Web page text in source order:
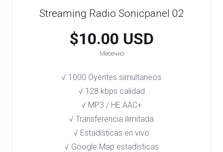
Streaming Radio Sonicpanel 02
$10.00 USD
Месечно
√ 1000 Oyentes simultaneos
√ 128 kbps calidad
√ MP3 / HE AAC+
√ Transferencia ilimitada
√ Estadísticas en vivo
√ Google Map estadísticas